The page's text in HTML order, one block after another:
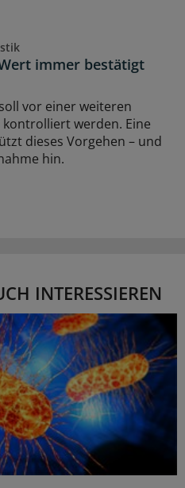
immer bestätigt
vor einer weiteren
werden. Eine
dieses Vorgehen – und
hin.
INTERESSIEREN